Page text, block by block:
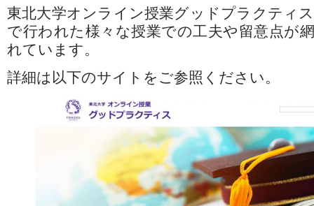
東北大学オンライン授業グッドプラクティ
で行われた様々な授業での工夫や留意点が
れています。
詳細は以下のサイトをご参照ください。